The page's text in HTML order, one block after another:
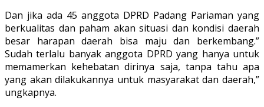
Dan jika ada 45 anggota DPRD Padang Pariaman yang
berkualitas dan paham akan situasi dan kondisi daerah
besar harapan daerah bisa maju dan berkembang.”
Sudah terlalu banyak anggota DPRD yang hanya untuk
memamerkan kehebatan dirinya saja, tanpa tahu apa
yang akan dilakukannya untuk masyarakat dan daerah,”
ungkapnya.